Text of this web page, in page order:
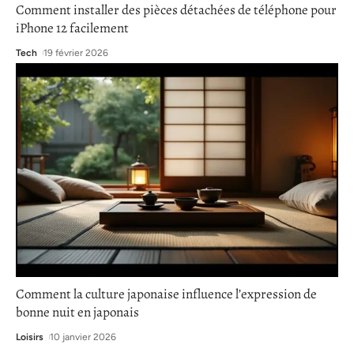
Comment installer des pièces détachées de téléphone pour
iPhone 12 facilement
Tech 19 février 2026
Comment la culture japonaise influence l’expression de
bonne nuit en japonais
Loisirs 10 janvier 2026